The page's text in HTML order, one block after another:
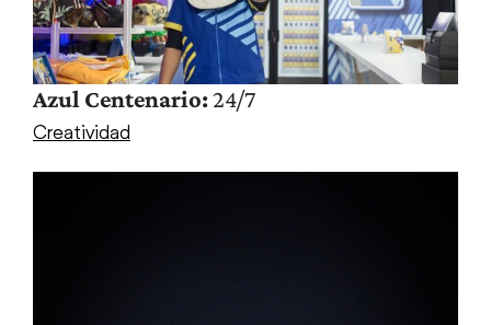
Azul Centenario:24/7
Creatividad